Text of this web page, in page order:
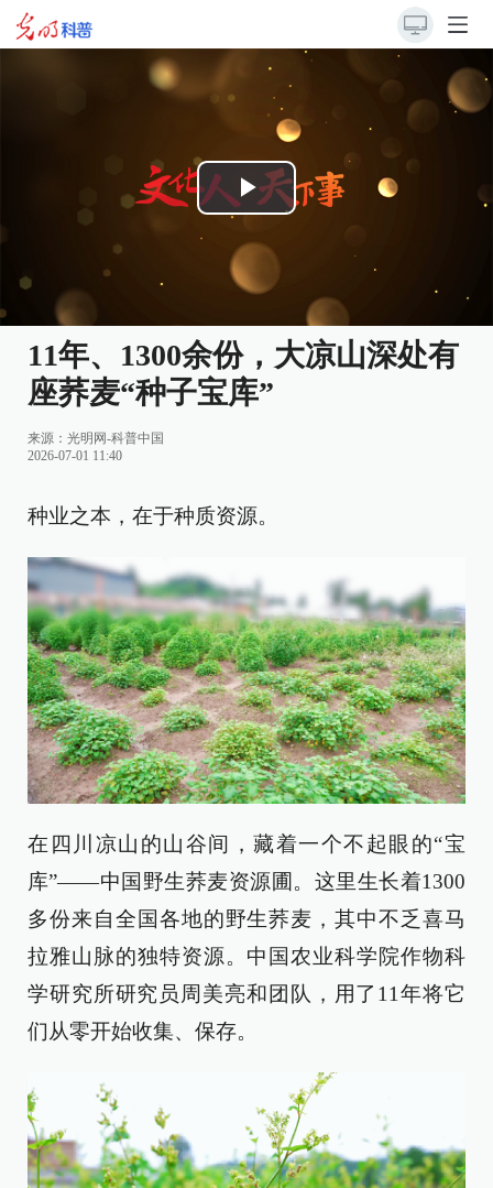
Play
Video
11年、1300余份，大凉山深处有
座荞麦“种子宝库”
来源： 光明网-科普中国
2026-07-01 11:40
种业之本，在于种质资源。
在四川凉山的山谷间，藏着一个不起眼的“宝
库”——中国野生荞麦资源圃。这里生长着1300
多份来自全国各地的野生荞麦，其中不乏喜马
拉雅山脉的独特资源。中国农业科学院作物科
学研究所研究员周美亮和团队，用了11年将它
们从零开始收集、保存。